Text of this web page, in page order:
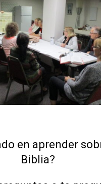
en aprender
Biblia?